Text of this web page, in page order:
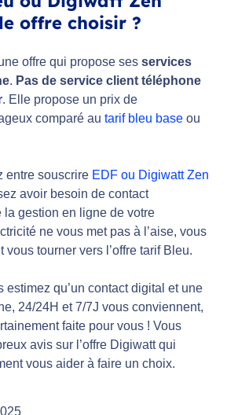
offre choisir ?
offre qui propose ses services
. Pas de service client téléphone
. Elle propose un prix de
comparé au tarif bleu base ou
entre souscrire EDF ou Digiwatt Zen
avoir besoin de contact
la gestion en ligne de votre
ne vous met pas à l’aise, vous
tourner vers l’offre tarif Bleu.
estimez qu’un contact digital et une
24/24H et 7/7J vous conviennent,
faite pour vous ! Vous
avis sur l’offre Digiwatt qui
vous aider à faire un choix.